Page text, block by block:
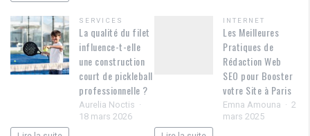
SERVICES
La qualité du filet
influence-t-elle
une construction
court de pickleball
professionnelle ?
Aurelia Noctis
18 mars 2026
INTERNET
Les Meilleures
Pratiques de
Rédaction Web
SEO pour Booster
votre Site à Paris
Emna Amouna
2
mars 2025